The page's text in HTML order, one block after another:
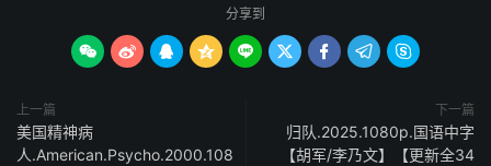
分享到
        
上一篇
美国精神病
人.American.Psycho.2000.108
下一篇
归队.2025.1080p.国语中字
【胡军/李乃文】【更新全34